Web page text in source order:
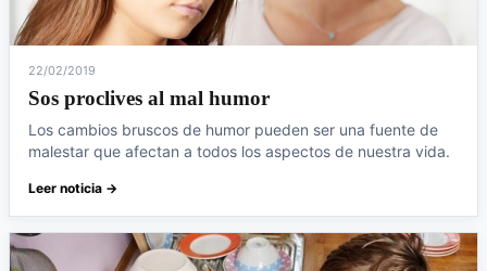
22/02/2019
Sos proclives al mal humor
Los cambios bruscos de humor pueden ser una fuente de
malestar que afectan a todos los aspectos de nuestra vida.
Leer noticia →